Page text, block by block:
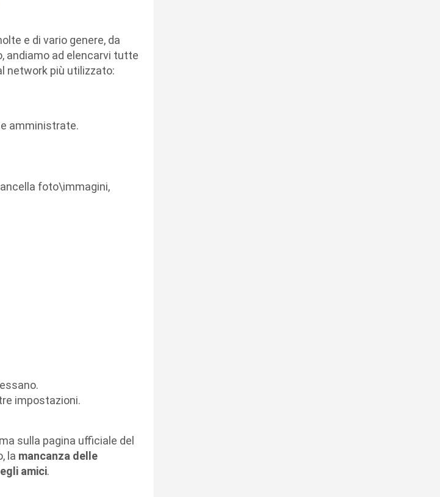
e di vario genere, da
andiamo ad elencarvi tutte
network più utilizzato:
amministrate.
foto\immagini,
impostazioni.
sulla pagina ufficiale del
la mancanza delle
amici.